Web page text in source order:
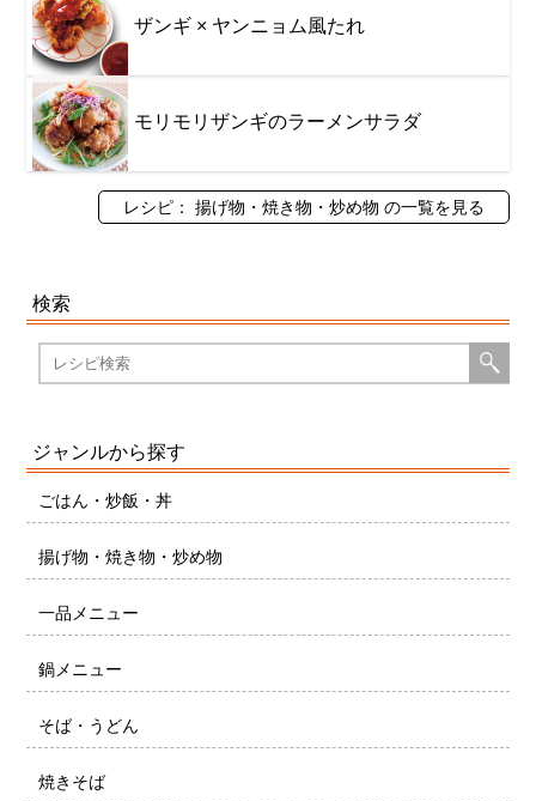
ザンギ × ヤンニョム風たれ
モリモリザンギのラーメンサラダ
レシピ： 揚げ物・焼き物・炒め物 の一覧を見る
検索
ジャンルから探す
ごはん・炒飯・丼
揚げ物・焼き物・炒め物
一品メニュー
鍋メニュー
そば・うどん
焼きそば